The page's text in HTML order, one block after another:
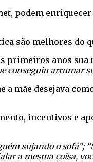
podem
são melhores do
anos sua
conseguiu arrumar
mãe desejava
incentivos e
sujando o sofá”;
a mesma coisa,